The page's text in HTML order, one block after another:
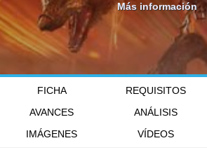
Más información
FICHA REQUISITOS
AVANCES
ANÁLISIS
IMÁGENES
VÍDEOS